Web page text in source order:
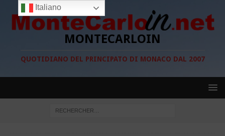
MONTECARLOIN
QUOTIDIANO DEL PRINCIPATO DI MONACO DAL 2007
Italiano